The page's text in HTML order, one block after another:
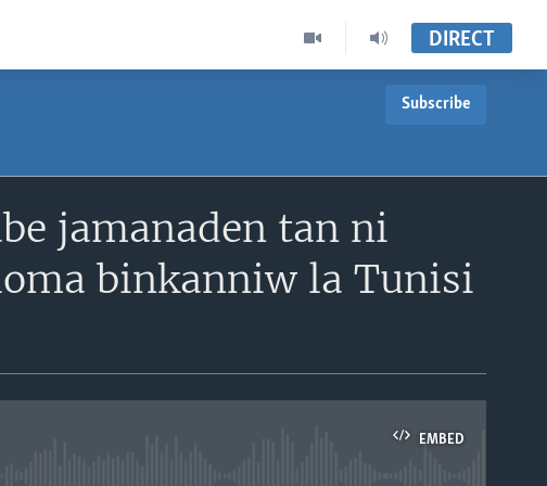
DIRECT
Subscribe
jamanaden tan ni
binkanniw la Tunisi
EMBED